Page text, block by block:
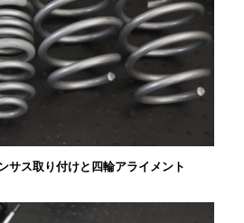
サス取り付けと四輪アライメント